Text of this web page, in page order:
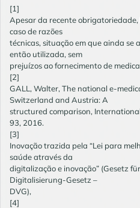
[1]
Apesar da recente
caso de razões
técnicas, situação em que ainda se
então utilizada, sem
prejuízos ao fornecimento de
[2]
GALL, Walter, The national e-
Switzerland and Austria: A
structured comparison,
93, 2016.
[3]
Inovação trazida pela “Lei para
saúde através da
digitalização e inovação” (Gesetz
Digitalisierung-Gesetz –
DVG),
[4]